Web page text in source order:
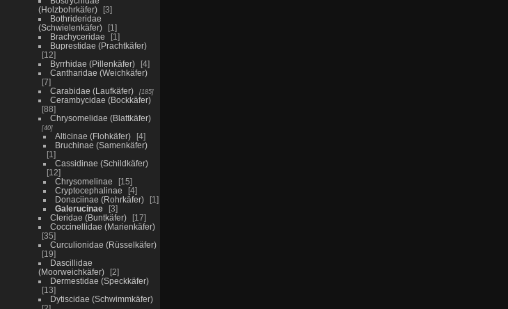
(Holzbohrkäfer)
3
Bothrideridae
(Schwielenkäfer)
1
Brachyceridae
1
Buprestidae (Prachtkäfer)
12
Byrrhidae (Pillenkäfer)
4
Cantharidae (Weichkäfer)
7
Carabidae (Laufkäfer)
185
Cerambycidae (Bockkäfer)
88
Chrysomelidae (Blattkäfer)
40
Alticinae (Flohkäfer)
4
Bruchinae (Samenkäfer)
1
Cassidinae (Schildkäfer)
12
Chrysomelinae
15
Cryptocephalinae
4
Donaciinae (Rohrkäfer)
1
Galerucinae
3
Cleridae (Buntkäfer)
17
Coccinellidae (Marienkäfer)
35
Curculionidae (Rüsselkäfer)
19
Dascillidae
(Moorweichkäfer)
2
Dermestidae (Speckkäfer)
13
Dytiscidae (Schwimmkäfer)